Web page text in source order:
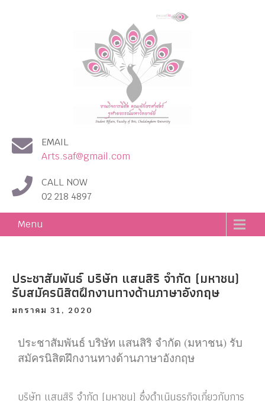
งานกิจการนิสิต คณะอักษร
ศาสตร์ จุฬาลงกรณ์
มหาวิทยาลัย
EMAIL
Arts.saf@gmail.com
CALL NOW
02 218 4897
Menu
ประชาสัมพันธ์ บริษัท แสนสิริ จำกัด (มหาชน)
รับสมัครนิสิตฝึกงานทางด้านภาษาอังกฤษ
มกราคม 31, 2020
ประชาสัมพันธ์ บริษัท แสนสิริ จำกัด (มหาชน) รับ
สมัครนิสิตฝึกงานทางด้านภาษาอังกฤษ
บริษัท แสนสิริ จำกัด (มหาชน) ซึ่งดำเนินธุรกิจเกี่ยวกับการ